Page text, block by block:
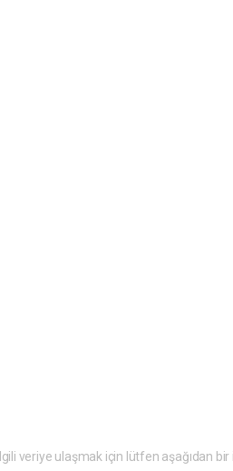
veriye ulaşmak için lütfen aşağıdan bir